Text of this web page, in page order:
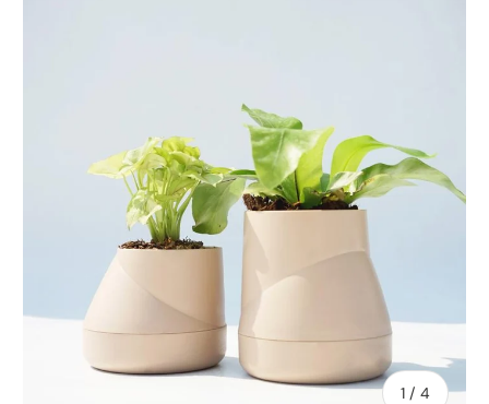
1 / van
4